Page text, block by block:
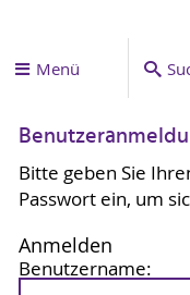
Menü
Bitte geben Sie
Passwort ein, um
Anmelden
Benutzername: